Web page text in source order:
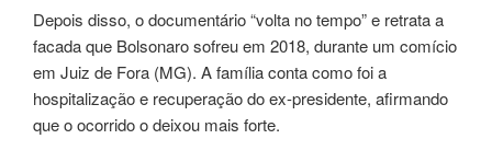
Depois disso, o documentário “volta no tempo” e retrata a
facada que Bolsonaro sofreu em 2018, durante um comício
em Juiz de Fora (MG). A família conta como foi a
hospitalização e recuperação do ex-presidente, afirmando
que o ocorrido o deixou mais forte.